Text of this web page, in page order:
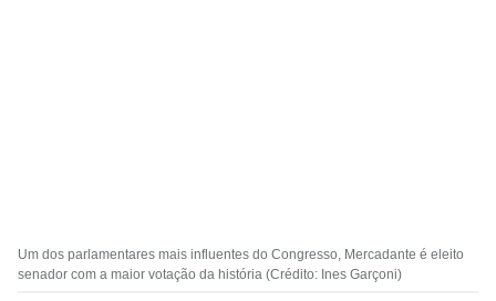
Um dos parlamentares mais influentes do Congresso, Mercadante é eleito
senador com a maior votação da história (Crédito: Ines Garçoni)